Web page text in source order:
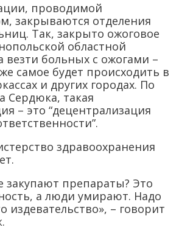
проводимой
закрываются отделения
Так, закрыто ожоговое
областной
везти больных с ожогами –
самое будет происходить в
и других городах. По
Сердюка, такая
– это “децентрализация
здравоохранения
закупают препараты? Это
а люди умирают. Надо
издевательство», – говорит